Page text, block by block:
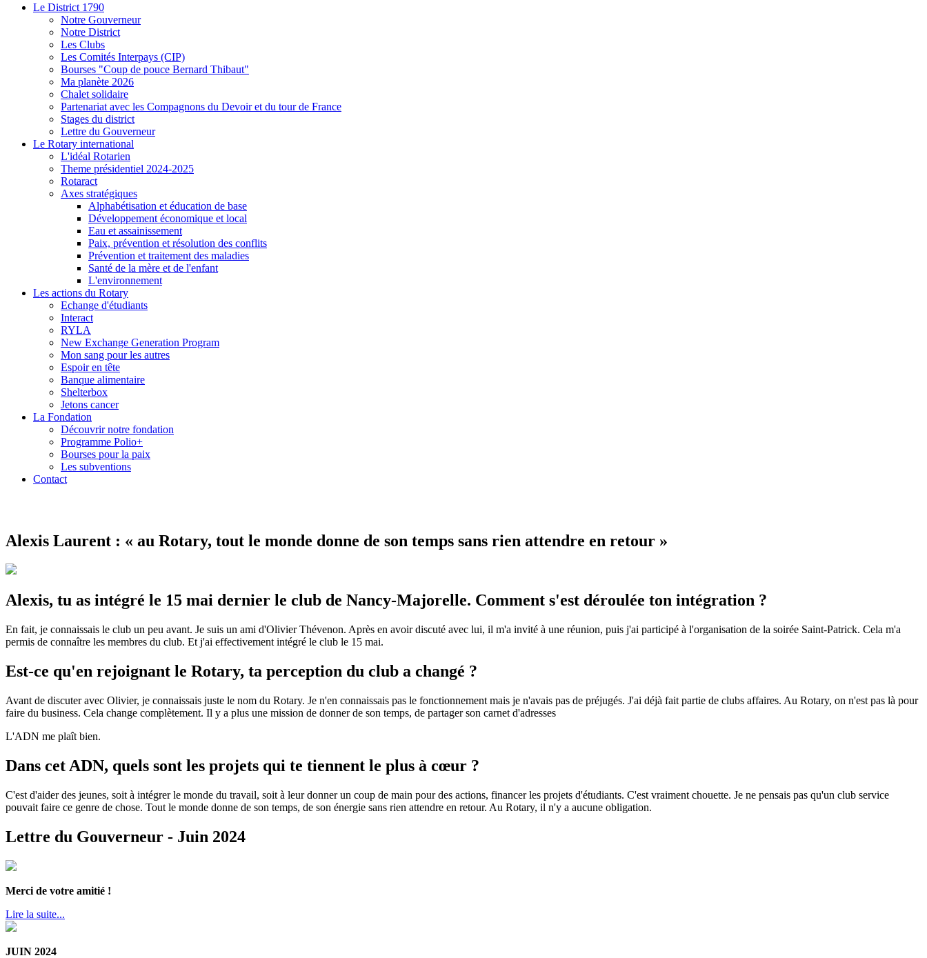
Le District 1790
Notre Gouverneur
Notre District
Les Clubs
Les Comités Interpays (CIP)
Bourses "Coup de pouce Bernard Thibaut"
Ma planète 2026
Chalet solidaire
Partenariat avec les Compagnons du Devoir et du tour de France
Stages du district
Lettre du Gouverneur
Le Rotary international
L'idéal Rotarien
Theme présidentiel 2024-2025
Rotaract
Axes stratégiques
Alphabétisation et éducation de base
Développement économique et local
Eau et assainissement
Paix, prévention et résolution des conflits
Prévention et traitement des maladies
Santé de la mère et de l'enfant
L'environnement
Les actions du Rotary
Echange d'étudiants
Interact
RYLA
New Exchange Generation Program
Mon sang pour les autres
Espoir en tête
Banque alimentaire
Shelterbox
Jetons cancer
La Fondation
Découvrir notre fondation
Programme Polio+
Bourses pour la paix
Les subventions
Contact
Alexis Laurent : « au Rotary, tout le monde donne de son temps sans rien attendre en retour »
Alexis, tu as intégré le 15 mai dernier le club de Nancy-Majorelle. Comment s'est déroulée ton intégration ?
En fait, je connaissais le club un peu avant. Je suis un ami d'Olivier Thévenon. Après en avoir discuté avec lui, il m'a invité à une réunion, puis j'ai participé à l'organisation de la soirée Saint-Patrick. Cela m'a
permis de connaître les membres du club. Et j'ai effectivement intégré le club le 15 mai.
Est-ce qu'en rejoignant le Rotary, ta perception du club a changé ?
Avant de discuter avec Olivier, je connaissais juste le nom du Rotary. Je n'en connaissais pas le fonctionnement mais je n'avais pas de préjugés. J'ai déjà fait partie de clubs affaires. Au Rotary, on n'est pas là pour
faire du business. Cela change complètement. Il y a plus une mission de donner de son temps, de partager son carnet d'adresses
L'ADN me plaît bien.
Dans cet ADN, quels sont les projets qui te tiennent le plus à cœur ?
C'est d'aider des jeunes, soit à intégrer le monde du travail, soit à leur donner un coup de main pour des actions, financer les projets d'étudiants. C'est vraiment chouette. Je ne pensais pas qu'un club service
pouvait faire ce genre de chose. Tout le monde donne de son temps, de son énergie sans rien attendre en retour. Au Rotary, il n'y a aucune obligation.
Lettre du Gouverneur - Juin 2024
Merci de votre amitié !
Lire la suite...
JUIN 2024